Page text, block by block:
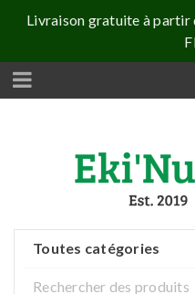
Livraison gratuite à partir
Toutes catégories